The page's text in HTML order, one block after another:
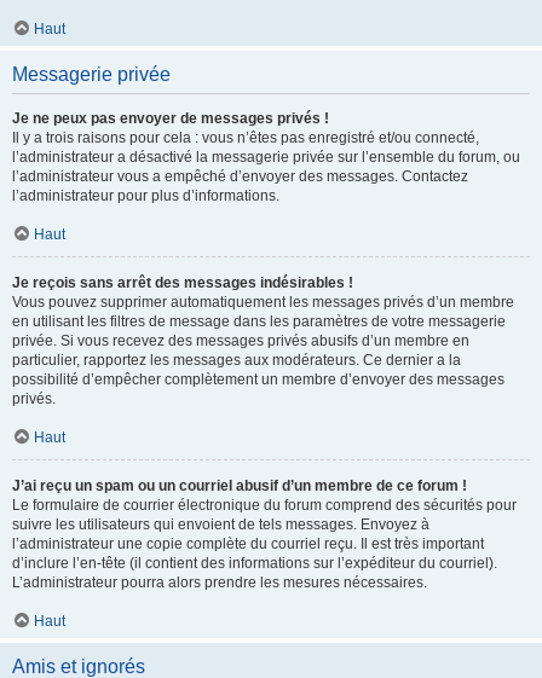
Haut
Messagerie privée
Je ne peux pas envoyer de messages privés !
Il y a trois raisons pour cela : vous n’êtes pas enregistré et/ou connecté,
l’administrateur a désactivé la messagerie privée sur l’ensemble du forum, ou
l’administrateur vous a empêché d’envoyer des messages. Contactez
l’administrateur pour plus d’informations.
Haut
Je reçois sans arrêt des messages indésirables !
Vous pouvez supprimer automatiquement les messages privés d’un membre
en utilisant les filtres de message dans les paramètres de votre messagerie
privée. Si vous recevez des messages privés abusifs d’un membre en
particulier, rapportez les messages aux modérateurs. Ce dernier a la
possibilité d’empêcher complètement un membre d’envoyer des messages
privés.
Haut
J’ai reçu un spam ou un courriel abusif d’un membre de ce forum !
Le formulaire de courrier électronique du forum comprend des sécurités pour
suivre les utilisateurs qui envoient de tels messages. Envoyez à
l’administrateur une copie complète du courriel reçu. Il est très important
d’inclure l’en-tête (il contient des informations sur l’expéditeur du courriel).
L’administrateur pourra alors prendre les mesures nécessaires.
Haut
Amis et ignorés